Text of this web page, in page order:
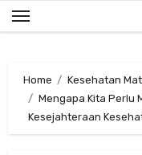
Skip
to
Home
Kesehatan
Mengapa Kita Perlu
Kesejahteraan